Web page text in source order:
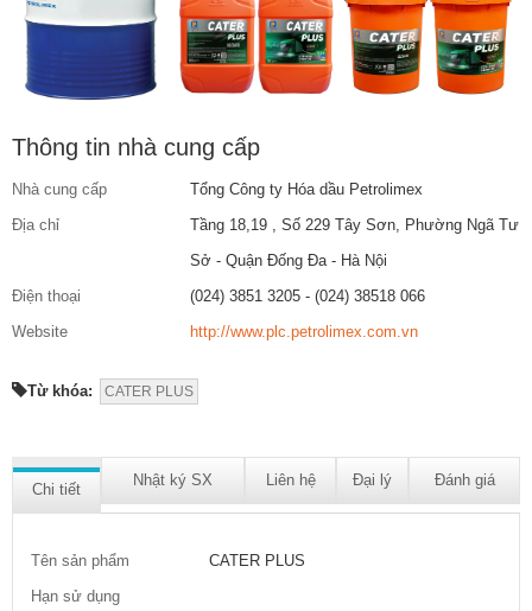
Thông tin nhà cung cấp
Nhà cung cấp
Tổng Công ty Hóa dầu Petrolimex
Địa chỉ
Tầng 18,19 , Số 229 Tây Sơn, Phường Ngã Tư
Sở - Quận Đống Đa - Hà Nội
Điện thoại
(024) 3851 3205 - (024) 38518 066
Website
http://www.plc.petrolimex.com.vn
Từ khóa: CATER PLUS
Chi tiết
Nhật ký SX Liên hệ Đại lý Đánh giá
Tên sản phẩm
CATER PLUS
Hạn sử dụng